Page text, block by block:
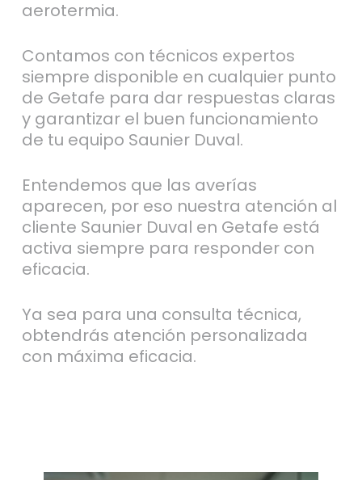
aerotermia.
Contamos con técnicos expertos
siempre disponible en cualquier punto
de Getafe para dar respuestas claras
y garantizar el buen funcionamiento
de tu equipo Saunier Duval.
Entendemos que las averías
aparecen, por eso nuestra atención al
cliente Saunier Duval en Getafe está
activa siempre para responder con
eficacia.
Ya sea para una consulta técnica,
obtendrás atención personalizada
con máxima eficacia.